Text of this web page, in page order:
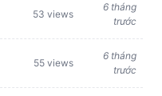
53 views
6 tháng
trước
55 views
6 tháng
trước